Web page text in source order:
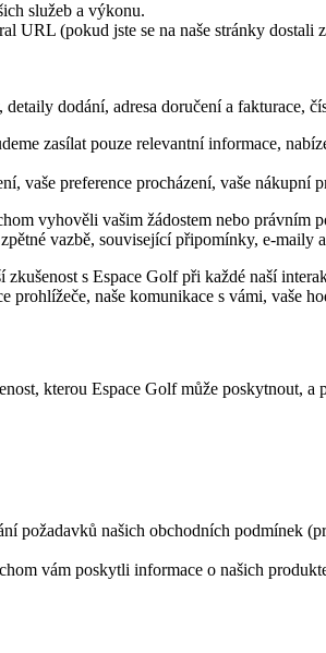
služeb a výkonu.
URL (pokud jste se na naše stránky
dodání, adresa doručení a fakturace,
zasílat pouze relevantní informace,
vaše preference procházení, vaše nákupní
vyhověli vašim žádostem nebo právním
vazbě, související připomínky, e-maily
s Espace Golf při každé naší
prohlížeče, naše komunikace s vámi, vaše
kterou Espace Golf může poskytnout, a
požadavků našich obchodních podmínek
vám poskytli informace o našich